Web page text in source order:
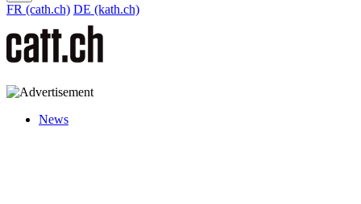
FR (cath.ch) DE (kath.ch)
News